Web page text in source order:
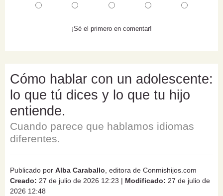
¡Sé el primero en comentar!
Cómo hablar con un adolescente:
lo que tú dices y lo que tu hijo
entiende.
Cuando parece que hablamos idiomas
diferentes.
Publicado por Alba Caraballo, editora de Conmishijos.com
Creado: 27 de julio de 2026 12:23 | Modificado: 27 de julio de
2026 12:48